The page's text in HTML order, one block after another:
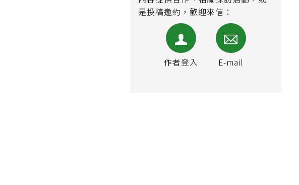
內容提供合作、相關採訪活動，或
是投稿邀約，歡迎來信：
作者登入 E-mail